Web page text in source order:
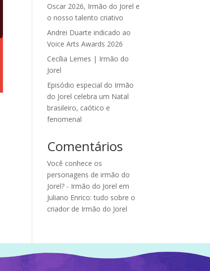
Oscar 2026, Irmão do Jorel e
o nosso talento criativo
Andrei Duarte indicado ao
Voice Arts Awards 2026
Cecília Lemes | Irmão do
Jorel
Episódio especial do Irmão
do Jorel celebra um Natal
brasileiro, caótico e
fenomenal
Comentários
Você conhece os
personagens de irmão do
Jorel? - Irmão do Jorel em
Juliano Enrico: tudo sobre o
criador de Irmão do Jorel